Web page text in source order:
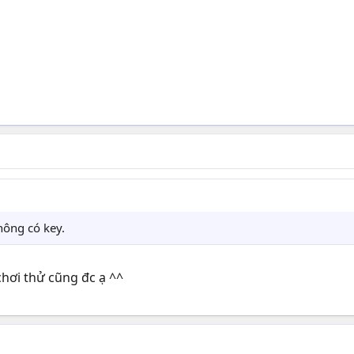
có key.
thử cũng đc ạ ^^